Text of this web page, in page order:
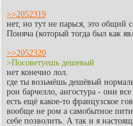
>>2052319
нет, но тут не парься, это общий
Поняча (который тогда был как
>>2052320
>Посоветуешь дешевый
нет конечно лол.
где ты возьмёшь дешёвый
рон барчелло, ангостура - они все
есть ещё какое-то французское
вообще не ром а самобытное
себе позволить. А так и я